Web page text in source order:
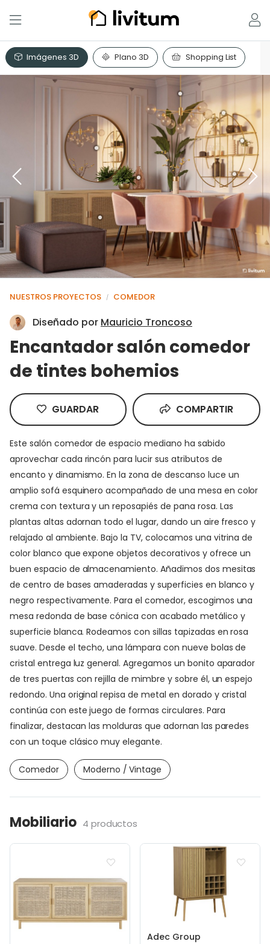
Imágenes 3D Plano 3D Shopping List
NUESTROS PROYECTOS / COMEDOR
Diseñado por Mauricio Troncoso
Encantador salón comedor
de tintes bohemios
GUARDAR COMPARTIR
Este salón comedor de espacio mediano ha sabido
aprovechar cada rincón para lucir sus atributos de
encanto y dinamismo. En la zona de descanso luce un
amplio sofá esquinero acompañado de una mesa en color
crema con textura y un reposapiés de pana rosa. Las
plantas altas adornan todo el lugar, dando un aire fresco y
relajado al ambiente. Bajo la TV, colocamos una vitrina de
color blanco que expone objetos decorativos y ofrece un
buen espacio de almacenamiento. Añadimos dos mesitas
de centro de bases amaderadas y superficies en blanco y
negro respectivamente. Para el comedor, escogimos una
mesa redonda de base cónica con acabado metálico y
superficie blanca. Rodeamos con sillas tapizadas en rosa
suave. Desde el techo, una lámpara con nueve bolas de
cristal entrega luz general. Agregamos un bonito aparador
de tres puertas con rejilla de mimbre y sobre él, un espejo
redondo. Una original repisa de metal en dorado y cristal
continúa con este juego de formas circulares. Para
finalizar, destacan las molduras que adornan las paredes
con un toque clásico muy elegante.
Comedor Moderno / Vintage
Mobiliario 4 productos
Adec Group